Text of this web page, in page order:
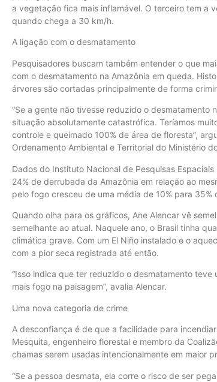
a vegetação fica mais inflamável. O terceiro tem a
quando chega a 30 km/h.
A ligação com o desmatamento
Pesquisadores buscam também entender o que
com o desmatamento na Amazônia em queda.
árvores são cortadas principalmente de forma
“Se a gente não tivesse reduzido o desmatamento
situação absolutamente catastrófica. Teríamos
controle e queimado 100% de área de floresta”,
Ordenamento Ambiental e Territorial do Ministério
Dados do Instituto Nacional de Pesquisas
24% de derrubada da Amazônia em relação ao
pelo fogo cresceu de uma média de 10% para 35%
Quando olha para os gráficos, Ane Alencar vê
semelhante ao atual. Naquele ano, o Brasil tinha
climática grave. Com um El Niño instalado e o
com a pior seca registrada até então.
“Isso indica que ter reduzido o desmatamento
mais fogo na paisagem”, avalia Alencar.
Uma nova categoria de crime
A desconfiança é de que a facilidade para
Mesquita, engenheiro florestal e membro da
chamas serem usadas intencionalmente em maior
“Se a pessoa desmata, ela corre o risco de ser